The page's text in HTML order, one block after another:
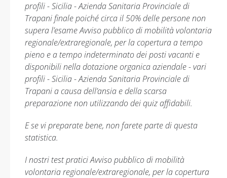
profili - Sicilia - Azienda Sanitaria Provinciale di
Trapani finale poiché circa il 50% delle persone non
supera l’esame Avviso pubblico di mobilità volontaria
regionale/extraregionale, per la copertura a tempo
pieno e a tempo indeterminato dei posti vacanti e
disponibili nella dotazione organica aziendale - vari
profili - Sicilia - Azienda Sanitaria Provinciale di
Trapani a causa dell’ansia e della scarsa
preparazione non utilizzando dei quiz affidabili.
E se vi preparate bene, non farete parte di questa
statistica.
I nostri test pratici Avviso pubblico di mobilità
volontaria regionale/extraregionale, per la copertura